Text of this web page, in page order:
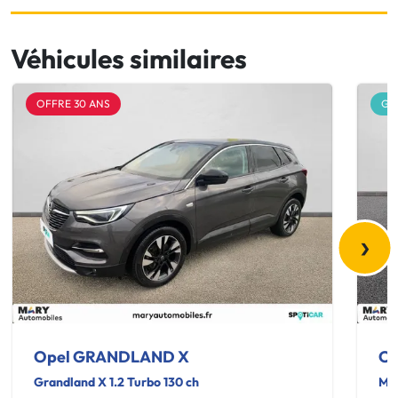
Véhicules similaires
OFFRE 30 ANS
Opel GRANDLAND X
Grandland X 1.2 Turbo 130 ch
›